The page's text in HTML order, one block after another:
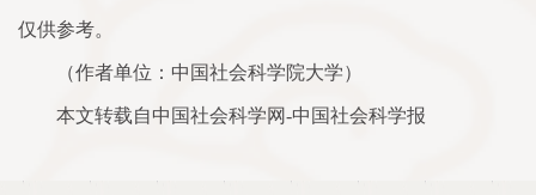
仅供参考。
（作者单位：中国社会科学院大学）
本文转载自中国社会科学网-中国社会科学报